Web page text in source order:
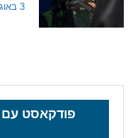
3 באוגוסט 2026
פודקאסט